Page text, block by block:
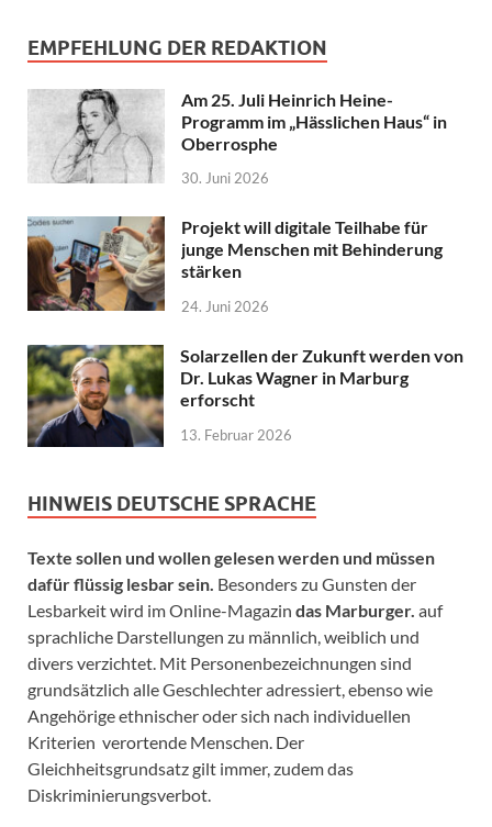
EMPFEHLUNG DER REDAKTION
Am 25. Juli Heinrich Heine-
Programm im „Hässlichen Haus“ in
Oberrosphe
30. Juni 2026
Projekt will digitale Teilhabe für
junge Menschen mit Behinderung
stärken
24. Juni 2026
Solarzellen der Zukunft werden von
Dr. Lukas Wagner in Marburg
erforscht
13. Februar 2026
HINWEIS DEUTSCHE SPRACHE
Texte sollen und wollen gelesen werden und müssen
dafür flüssig lesbar sein. Besonders zu Gunsten der
Lesbarkeit wird im Online-Magazin das Marburger. auf
sprachliche Darstellungen zu männlich, weiblich und
divers verzichtet. Mit Personenbezeichnungen sind
grundsätzlich alle Geschlechter adressiert, ebenso wie
Angehörige ethnischer oder sich nach individuellen
Kriterien verortende Menschen. Der
Gleichheitsgrundsatz gilt immer, zudem das
Diskriminierungsverbot.